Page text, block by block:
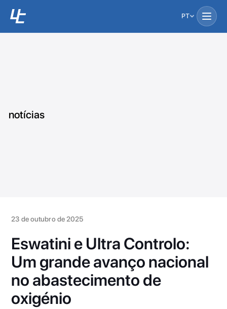
PT
notícias
23 de outubro de 2025
Eswatini e Ultra Controlo:
Um grande avanço nacional
no abastecimento de
oxigénio